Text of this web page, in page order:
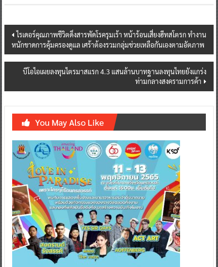
Post
navigation
ไรเดอร์คุณภาพชีวิตดิ่งสารพัดโรครุมเร้า หน้าร้อนเสี่ยงฮีทสโตรก ทำงาน
หนักขาดการคุ้มครองดูแล เศร้าต้องรวมกลุ่มช่วยเหลือกันเองตามอัตภาพ
บีโอไอเผยลงทุนไตรมาสแรก 4.3 แสนล้านบาทฐานลงทุนไทยยังแกร่ง
ท่ามกลางสงครามการค้า
You May Also Like